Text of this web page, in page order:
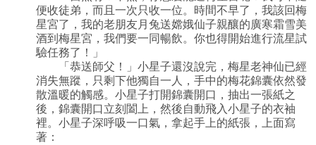
便收徒弟，而且一次只收一位。時間不早了，我該回梅
星宮了，我的老朋友月兔送嫦娥仙子親釀的廣寒霜雪美
酒到梅星宮，我們要一同暢飲。你也得開始進行流星試
驗任務了！」
「恭送師父！」小星子還沒說完，梅星老神仙已經
消失無蹤，只剩下他獨自一人，手中的梅花錦囊依然發
散溫暖的觸感。小星子打開錦囊開口，抽出一張紙之
後，錦囊開口立刻闔上，然後自動飛入小星子的衣袖
裡。小星子深呼吸一口氣，拿起手上的紙張，上面寫
著：